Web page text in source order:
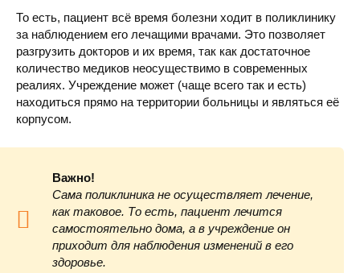
То есть, пациент всё время болезни ходит в поликлинику
за наблюдением его лечащими врачами. Это позволяет
разгрузить докторов и их время, так как достаточное
количество медиков неосуществимо в современных
реалиях. Учреждение может (чаще всего так и есть)
находиться прямо на территории больницы и являться её
корпусом.
Важно!
Сама поликлиника не осуществляет лечение,
как таковое. То есть, пациент лечится
самостоятельно дома, а в учреждение он
приходит для наблюдения изменений в его
здоровье.